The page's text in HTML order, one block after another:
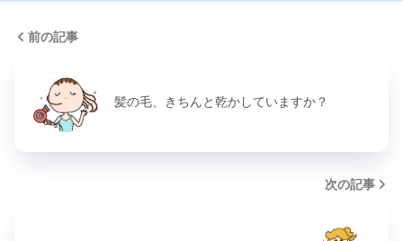
前の記事
髪の毛、きちんと乾かしていますか？
次の記事